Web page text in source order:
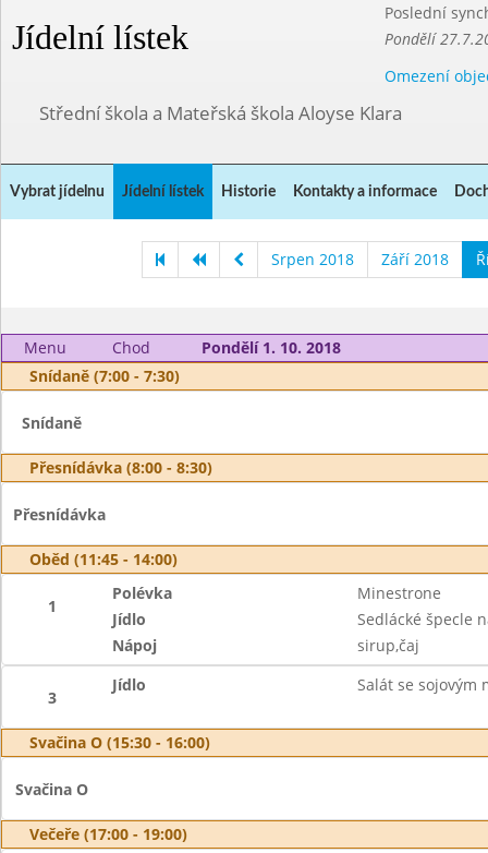
Jídelní lístek
Poslední
Pondělí
Omezení
Střední škola a Mateřská škola Aloyse Klara
Vybrat jídelnu Jídelní lístek Historie Kontakty a informace
Srpen 2018 Září 2018
Menu Chod
Pondělí 1. 10. 2018
Snídaně (7:00 - 7:30)
Snídaně
Přesnídávka (8:00 - 8:30)
Přesnídávka
Oběd (11:45 - 14:00)
1
Polévka
Minestrone
Jídlo
Sedlácké špecle
Nápoj
sirup,čaj
3
Jídlo Salát se sojovým
Svačina O (15:30 - 16:00)
Svačina O
Večeře (17:00 - 19:00)